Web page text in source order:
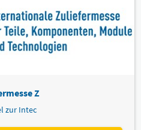
Z
zur Intec